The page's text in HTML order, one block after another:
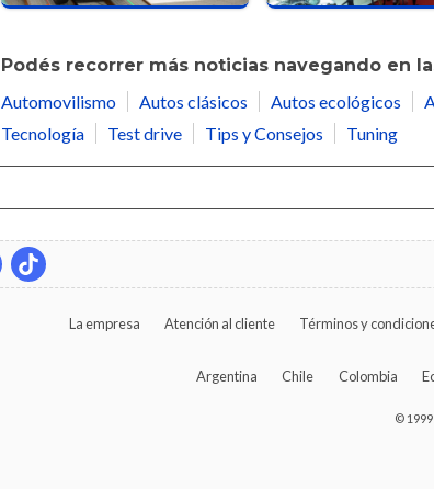
Podés recorrer más noticias navegando en
Automovilismo
Autos clásicos Autos ecológicos
Tecnología
Test drive Tips y Consejos Tuning
La empresa Atención al cliente Términos y
Argentina Chile Colombia
©